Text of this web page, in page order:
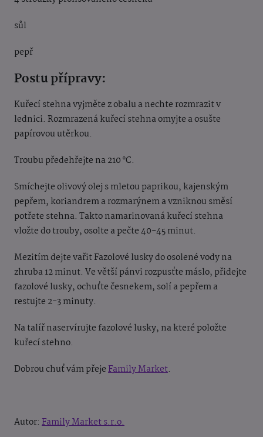
sůl
pepř
Postu přípravy:
Kuřecí stehna vyjměte z obalu a nechte rozmrazit v
lednici. Rozmrazená kuřecí stehna omyjte a osušte
papírovou utěrkou.
Troubu předehřejte na 210 °C.
Smíchejte olivový olej s mletou paprikou, kajenským
pepřem, koriandrem a rozmarýnem a vzniknou směsí
potřete stehna. Takto namarinovaná kuřecí stehna
vložte do trouby, osolte a pečte 40-45 minut.
Mezitím dejte vařit Fazolové lusky do osolené vody na
zhruba 12 minut. Ve větší pánvi rozpusťte máslo, přidejte
fazolové lusky, ochuťte česnekem, solí a pepřem a
restujte 2-3 minuty.
Na talíř naservírujte fazolové lusky, na které položte
kuřecí stehno.
Dobrou chuť vám přejeFamily Market.
Autor: Family Market s.r.o.